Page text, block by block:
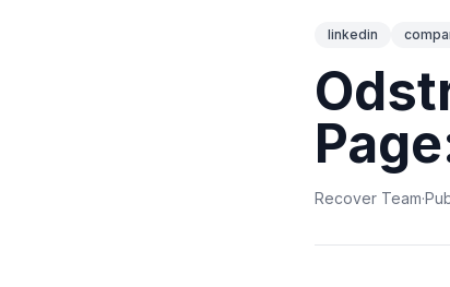
linkedin
Recover Team·